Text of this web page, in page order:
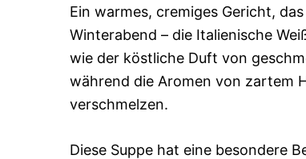
Ein warmes, cremiges Gericht,
Winterabend – die Italienische
wie der köstliche Duft von
während die Aromen von zartem
verschmelzen.
Diese Suppe hat eine besondere